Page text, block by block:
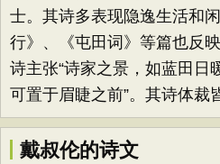
士。其诗多表现隐逸生活和
行》、《屯田词》等篇也反
诗主张“诗家之景，如蓝田日
可置于眉睫之前”。其诗体裁
戴叔伦的诗文